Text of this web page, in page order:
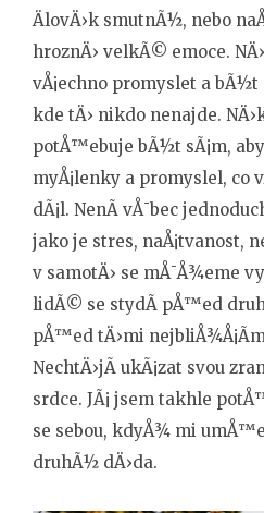
ÄlovÄ›k smutnÃ½, nebo
hroznÄ› velkÃ© emoce.
vÅ¡echno promyslet a bÃ½t
kde tÄ› nikdo nenajde.
potÅ™ebuje bÃ½t sÃ¡m,
myÅ¡lenky a promyslel, co
dÃ¡l. NenÃ­ vÅ¯bec
jako je stres, naÅ¡tvanost,
v samotÄ› se mÅ¯Å¾eme
lidÃ© se stydÃ­ pÅ™ed
pÅ™ed tÄ›mi
NechtÄ›jÃ­ ukÃ¡zat svou
srdce. JÃ¡ jsem takhle
se sebou, kdyÅ¾ mi
druhÃ½ dÄ›da.